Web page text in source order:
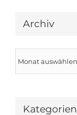
Archiv
Kategorien